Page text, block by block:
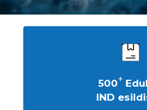
jaoks – kõik ISO 9001,
500+
IND